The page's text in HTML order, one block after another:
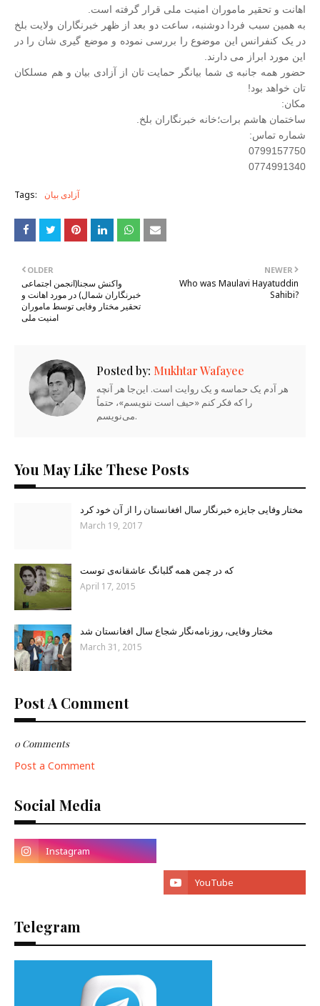
اهانت و تحقیر ماموران امنیت ملی قرار گرفته است.
به همین سبب فردا دوشنبه، ساعت دو بعد از ظهر خبرنگاران ولایت بلخ
در یک کنفرانس این موضوع را بررسی نموده و موضع گیری شان را در
این مورد ابراز می دارند.
حضور همه جانبه ی شما بیانگر حمایت تان از آزادی بیان و هم مسلکان
تان خواهد بود!
مکان:
ساختمان هاشم برات؛خانه خبرنگاران بلخ.
شماره تماس:
0799157750
0774991340
Tags: آزادی بیان
NEWER
Who was Maulavi Hayatuddin
Sahibi?
OLDER
واکنش سجنا(انجمن اجتماعی
خبرنگاران شمال) در مورد اهانت و
تحقیر مختار وفایی توسط ماموران
امنیت ملی
Posted by: Mukhtar Wafayee
هر آدم یک حماسه و یک روایت است. این‌جا هر آنچه
را که فکر کنم «حیف است ننویسم»، حتماً
می‌نویسم.
You May Like These Posts
مختار وفایی جایزه خبرنگار سال افغانستان را از آن خود کرد
March 19, 2017
که در چمن همه گلبانگ عاشقانه‌ی توست
April 17, 2015
مختار وفایی، روزنامه‌نگار شجاع سال افغانستان شد
March 31, 2015
Post A Comment
0 Comments
Post a Comment
Social Media
Telegram